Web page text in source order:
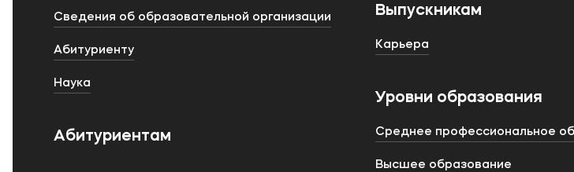
Сведения об образовательной организации
Абитуриенту
Наука
Абитуриентам
Выпускникам
Карьера
Уровни образования
Среднее профессиональное
Высшее образование